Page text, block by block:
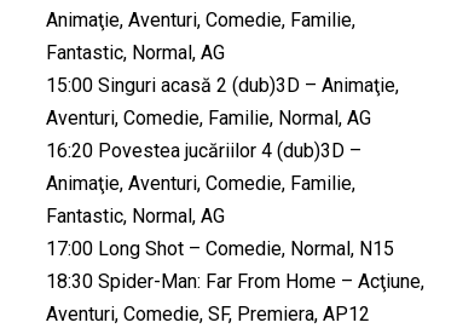
Animaţie, Aventuri, Comedie, Familie,
Fantastic, Normal, AG
15:00 Singuri acasă 2 (dub)3D – Animaţie,
Aventuri, Comedie, Familie, Normal, AG
16:20 Povestea jucăriilor 4 (dub)3D –
Animaţie, Aventuri, Comedie, Familie,
Fantastic, Normal, AG
17:00 Long Shot – Comedie, Normal, N15
18:30 Spider-Man: Far From Home – Acţiune,
Aventuri, Comedie, SF, Premiera, AP12